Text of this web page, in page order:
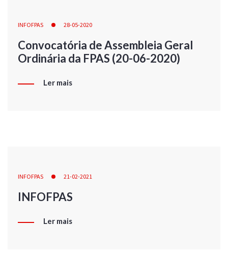
INFOFPAS 28-05-2020
Convocatória de Assembleia Geral
Ordinária da FPAS (20-06-2020)
Ler mais
INFOFPAS 21-02-2021
INFOFPAS
Ler mais